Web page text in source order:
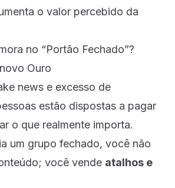
o valor percebido da
no “Portão Fechado”?
Ouro
news e excesso de
estão dispostas a pagar
o que realmente importa.
um grupo fechado, você não
você vende atalhos e